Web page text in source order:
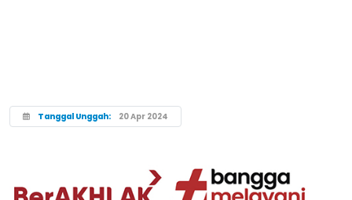
Tanggal Unggah: 20 Apr 2024